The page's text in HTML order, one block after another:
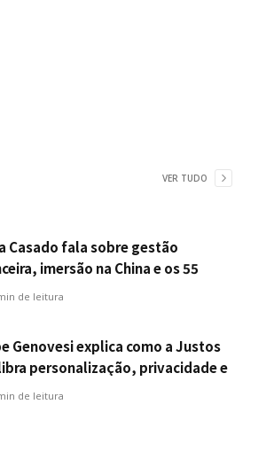
VER TUDO
Casado fala sobre gestão
imersão na China e os 55
ENS
de leitura
Genovesi explica como a Justos
personalização, privacidade e
de leitura